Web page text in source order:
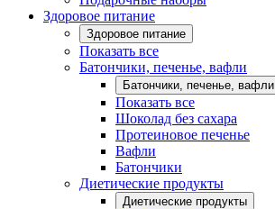
Здоровое питание
Здоровое питание
Показать все
Батончики, печенье, вафли
Батончики, печенье, вафли
Показать все
Шоколад без сахара
Протеиновое печенье
Вафли
Батончики
Диетические продукты
Диетические продукты